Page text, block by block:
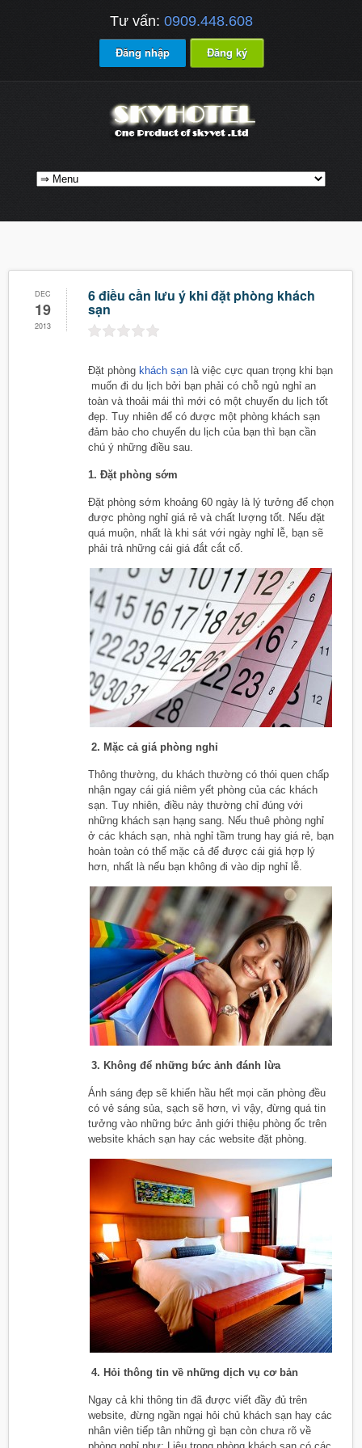
Tư vấn: 0909.448.608
Đăng nhập Đăng ký
DEC
19
2013
6 điều cần lưu ý khi đặt phòng khách
sạn
Đặt phòng khách sạn là việc cực quan trọng khi bạn
muốn đi du lịch bởi bạn phải có chỗ ngủ nghỉ an
toàn và thoải mái thì mới có một chuyến du lịch tốt
đẹp. Tuy nhiên để có được một phòng khách sạn
đảm bảo cho chuyến du lịch của bạn thì bạn cần
chú ý những điều sau.
1. Đặt phòng sớm
Đặt phòng sớm khoảng 60 ngày là lý tưởng để chọn
được phòng nghỉ giá rẻ và chất lượng tốt. Nếu đặt
quá muộn, nhất là khi sát với ngày nghỉ lễ, bạn sẽ
phải trả những cái giá đắt cắt cổ.
2. Mặc cả giá phòng nghỉ
Thông thường, du khách thường có thói quen chấp
nhận ngay cái giá niêm yết phòng của các khách
sạn. Tuy nhiên, điều này thường chỉ đúng với
những khách sạn hạng sang. Nếu thuê phòng nghỉ
ở các khách sạn, nhà nghỉ tầm trung hay giá rẻ, bạn
hoàn toàn có thể mặc cả để được cái giá hợp lý
hơn, nhất là nếu bạn không đi vào dịp nghỉ lễ.
3. Không để những bức ảnh đánh lừa
Ánh sáng đẹp sẽ khiến hầu hết mọi căn phòng đều
có vẻ sáng sủa, sạch sẽ hơn, vì vậy, đừng quá tin
tưởng vào những bức ảnh giới thiệu phòng ốc trên
website khách sạn hay các website đặt phòng.
4. Hỏi thông tin về những dịch vụ cơ bản
Ngay cả khi thông tin đã được viết đầy đủ trên
website, đừng ngần ngại hỏi chủ khách sạn hay các
nhân viên tiếp tân những gì bạn còn chưa rõ về